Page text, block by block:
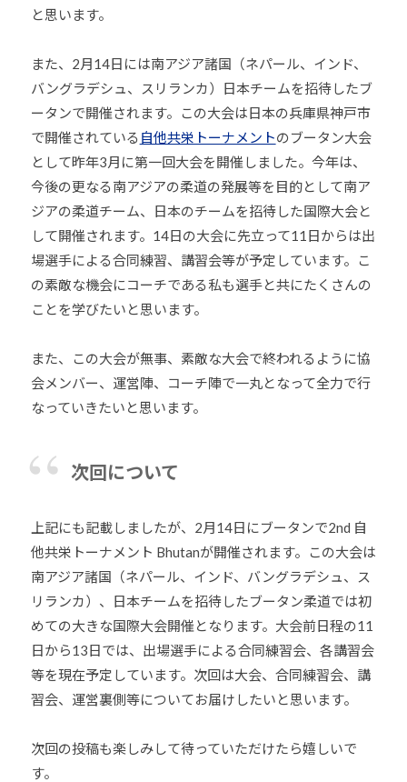
と思います。
また、2月14日には南アジア諸国（ネパール、インド、
バングラデシュ、スリランカ）日本チームを招待したブ
ータンで開催されます。この大会は日本の兵庫県神戸市
で開催されている 自他共栄トーナメントのブータン大会
として昨年3月に第一回大会を開催しました。今年は、
今後の更なる南アジアの柔道の発展等を目的として南ア
ジアの柔道チーム、日本のチームを招待した国際大会と
して開催されます。14日の大会に先立って11日からは出
場選手による合同練習、講習会等が予定しています。こ
の素敵な機会にコーチである私も選手と共にたくさんの
ことを学びたいと思います。
また、この大会が無事、素敵な大会で終われるように協
会メンバー、運営陣、コーチ陣で一丸となって全力で行
なっていきたいと思います。
次回について
上記にも記載しましたが、2月14日にブータンで2nd 自
他共栄トーナメント Bhutanが開催されます。この大会は
南アジア諸国（ネパール、インド、バングラデシュ、ス
リランカ）、日本チームを招待したブータン柔道では初
めての大きな国際大会開催となります。大会前日程の11
日から13日では、出場選手による合同練習会、各講習会
等を現在予定しています。次回は大会、合同練習会、講
習会、運営裏側等についてお届けしたいと思います。
次回の投稿も楽しみして待っていただけたら嬉しいで
す。